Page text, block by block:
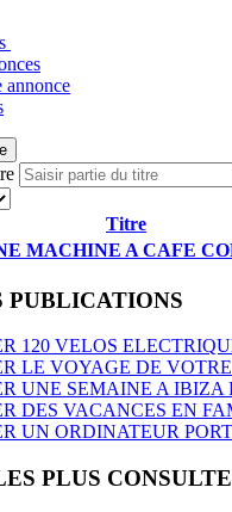
annonce
Titre
MACHINE A CAFE
PUBLICATIONS
120 VELOS
LE VOYAGE DE
UNE SEMAINE A IBIZA
DES VACANCES EN
UN ORDINATEUR
PLUS